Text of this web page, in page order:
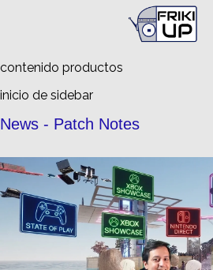
Busca en
FrikiUp
contenido productos
inicio de sidebar
News - Patch Notes